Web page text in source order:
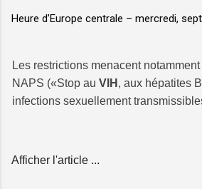
Heure d’Europe centrale – mercredi,
Les restrictions menacent
NAPS («Stop au VIH , aux hépatites
infections sexuellement
Afficher l'article ...